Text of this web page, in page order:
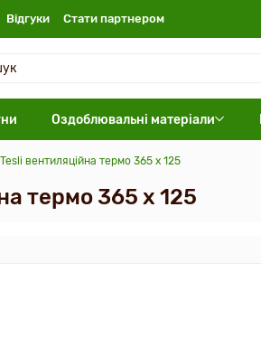
Відгуки Стати партнером
Оздоблювальні матеріали
вентиляційна термо 365 x 125
термо 365 x 125